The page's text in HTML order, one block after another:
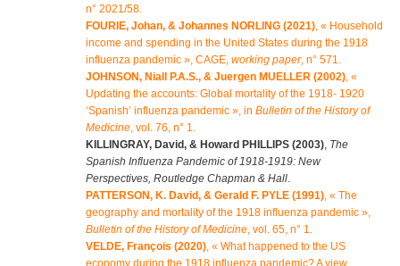
n° 2021/58.
FOURIE, Johan, & Johannes NORLING (2021), « Household
income and spending in the United States during the 1918
influenza pandemic », CAGE, working paper, n° 571.
JOHNSON, Niall P.A.S., & Juergen MUELLER (2002), «
Updating the accounts: Global mortality of the 1918- 1920
‘Spanish’ influenza pandemic », in Bulletin of the History of
Medicine, vol. 76, n° 1.
KILLINGRAY, David, & Howard PHILLIPS (2003), The
Spanish Influenza Pandemic of 1918-1919: New
Perspectives, Routledge Chapman & Hall.
PATTERSON, K. David, & Gerald F. PYLE (1991), « The
geography and mortality of the 1918 influenza pandemic »,
Bulletin of the History of Medicine, vol. 65, n° 1.
VELDE, François (2020), « What happened to the US
economy during the 1918 influenza pandemic? A view